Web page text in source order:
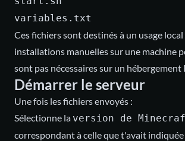
variables.txt
Ces fichiers sont destinés à un usage local
installations manuelles sur une machine
sont pas nécessaires sur un
Démarrer le serveur
Une fois les fichiers envoyés :
Sélectionne la version de
correspondant à celle que t'avait